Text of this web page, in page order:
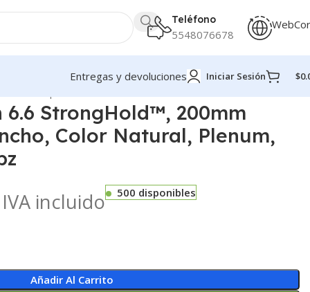
Teléfono
5548076678
Entregas y devoluciones Iniciar Sesión $
StrongHold™, 200mm
Color Natural, Plenum,
IVA incluido 500 disponibles
Añadir Al Carrito